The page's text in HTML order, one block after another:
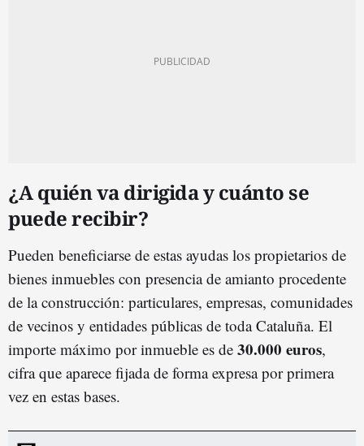
¿A quién va dirigida y cuánto se
puede recibir?
Pueden beneficiarse de estas ayudas los propietarios de
bienes inmuebles con presencia de amianto procedente
de la construcción: particulares, empresas, comunidades
de vecinos y entidades públicas de toda Cataluña. El
importe máximo por inmueble es de 30.000 euros,
cifra que aparece fijada de forma expresa por primera
vez en estas bases.